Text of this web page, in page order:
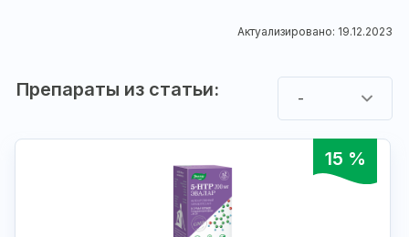
Актуализировано: 19.12.2023
Препараты из статьи: -
15 %